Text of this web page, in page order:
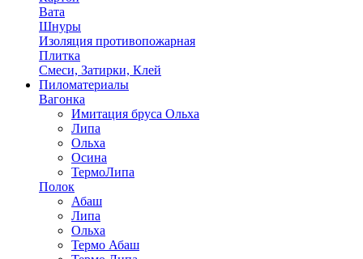
Вата
Шнуры
Изоляция противопожарная
Плитка
Смеси, Затирки, Клей
Пиломатериалы
Вагонка
Имитация бруса Ольха
Липа
Ольха
Осина
ТермоЛипа
Полок
Абаш
Липа
Ольха
Термо Абаш